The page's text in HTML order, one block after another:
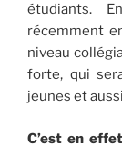
étudiants.
récemment
niveau
forte, qui
jeunes et
C’est en